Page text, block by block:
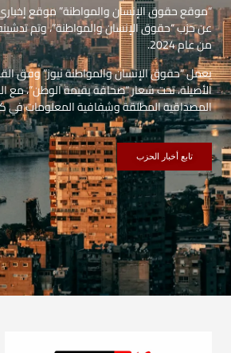
“موقع حقوق الإنسان والمواطنة” موقع
من عام 2024.
يعمل “حقوق الإنسان والمواطنة نيوز” وفق
الأصيلة، تحت شعار “صحافة بقيمة الوطن”، مع
المصداقية المطلقة وشفافية المعلومات في
تابع أخبار الحزب